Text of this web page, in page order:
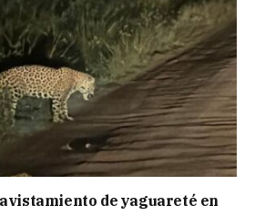
de yaguareté en